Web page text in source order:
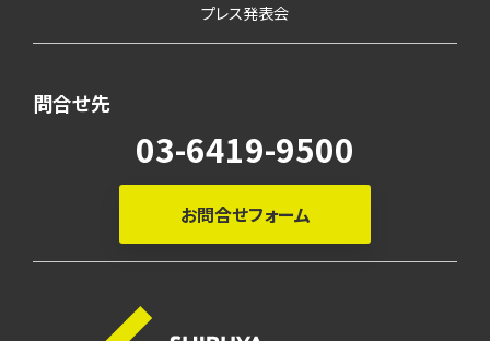
プレス発表会
問合せ先
03-6419-9500
お問合せフォーム